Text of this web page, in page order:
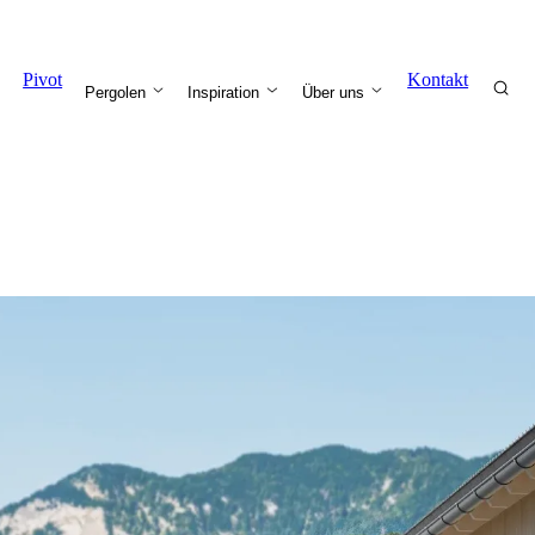
Pivot
Pergolen Inspiration Über uns
Kontakt